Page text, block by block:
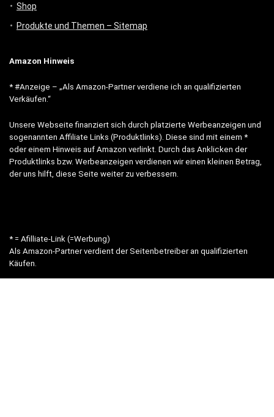
Shop
Produkte und Themen – Sitemap
Amazon Hinweis
* #Anzeige – „Als Amazon-Partner verdiene ich an qualifizierten
Verkäufen.“
Unsere Webseite finanziert sich durch platzierte Werbeanzeigen und
sogenannten Affiliate Links (Produktlinks). Diese sind mit einem *
oder einem Hinweis auf Amazon verlinkt. Durch das Anklicken der
Produktlinks bzw. Werbeanzeigen verdienen wir einen kleinen Betrag,
der uns hilft, diese Seite weiter zu verbessern.
* = Afilliate-Link (=Werbung)
Als Amazon-Partner verdient der Seitenbetreiber an qualifizierten
Käufen.